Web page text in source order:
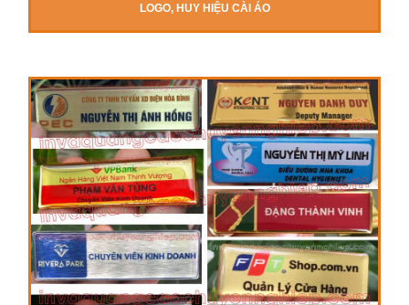
LOGO, HUY HIỆU CÀI ÁO